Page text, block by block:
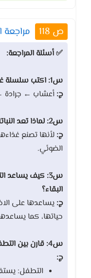
ص 118 مراجعة
✅ أسئلة المراجعة:
س1: اكتب سلسلة غذائية مكونة من 4 مخلوقات.
ج: أعشاب ←
س2: لماذا تعد النباتات منتجات؟
ج: لأنها تصنع
الضوئي.
س3: كيف يساعد
البقاء؟
ج: يساعدها على
حياتها، كما
س4: قارن بين التطفل والتبادل المنفعي.
ج:
التطفل: